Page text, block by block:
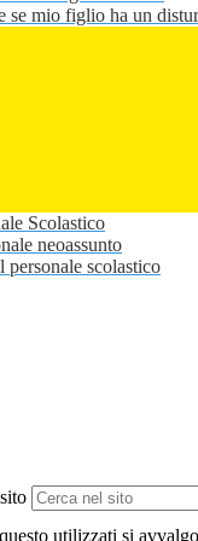
se mio figlio ha un
Scolastico
neoassunto
scolastico
utilizzati si